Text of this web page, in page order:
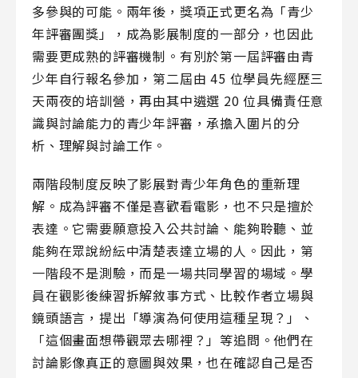
多參與的可能。兩年後，獎項正式更名為「青少
年評審團獎」，成為影展制度的一部分，也因此
需要更成熟的評審機制。有別於第一屆評審由青
少年自行報名參加，第二屆由 45 位學員先經歷三
天兩夜的培訓營，再由其中遴選 20 位具備責任意
識與討論能力的青少年評審，承擔入圍片的分
析、理解與討論工作。
兩階段制度反映了影展對青少年角色的重新理
解。成為評審不僅是喜歡看電影，也不只是擅於
表達。它需要願意投入公共討論、能夠聆聽、並
能夠在眾說紛紜中清楚表達立場的人。因此，第
一階段不是測驗，而是一場共同學習的場域。學
員在觀影後練習拆解敘事方式、比較作者立場與
鏡頭語言，提出「導演為何使用這種呈現？」、
「這個畫面想帶觀眾去哪裡？」等追問。他們在
討論影像真正的意圖與效果，也在確認自己是否